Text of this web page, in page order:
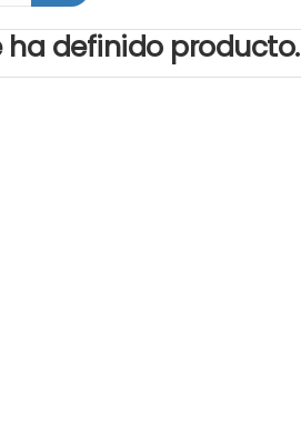
ha definido producto.